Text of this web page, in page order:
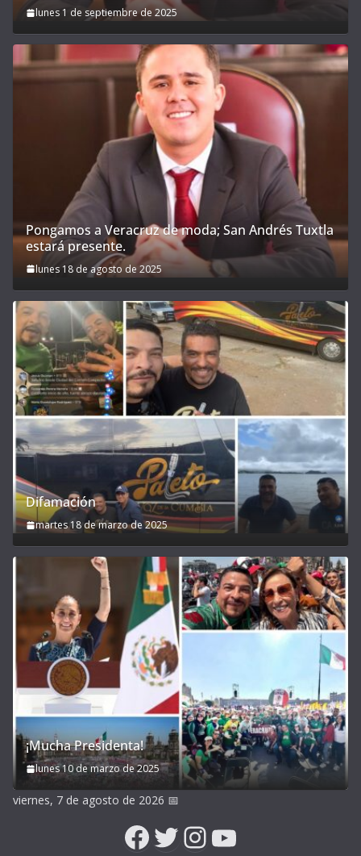
lunes 1 de septiembre de 2025
Pongamos a Veracruz de moda; San Andrés Tuxtla
estará presente.
lunes 18 de agosto de 2025
Difamación
martes 18 de marzo de 2025
¡Mucha Presidenta!
lunes 10 de marzo de 2025
viernes, 7 de agosto de 2026 📅
Facebook
Twitter
Instagram
YouTube